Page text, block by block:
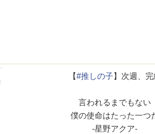
【#推しの子 】次週、完
言われるまでもない
僕の使命はたった一つ
-星野アクア-